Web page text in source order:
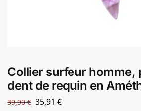
Collier surfeur homme,
dent de requin en
39,90€ 35,91 €